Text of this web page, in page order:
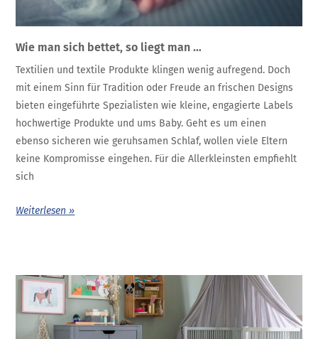
Wie man sich bettet, so liegt man …
Textilien und textile Produkte klingen wenig aufregend. Doch
mit einem Sinn für Tradition oder Freude an frischen Designs
bieten eingeführte Spezialisten wie kleine, engagierte Labels
hochwertige Produkte und ums Baby. Geht es um einen
ebenso sicheren wie geruhsamen Schlaf, wollen viele Eltern
keine Kompromisse eingehen. Für die Allerkleinsten empfiehlt
sich
Weiterlesen »